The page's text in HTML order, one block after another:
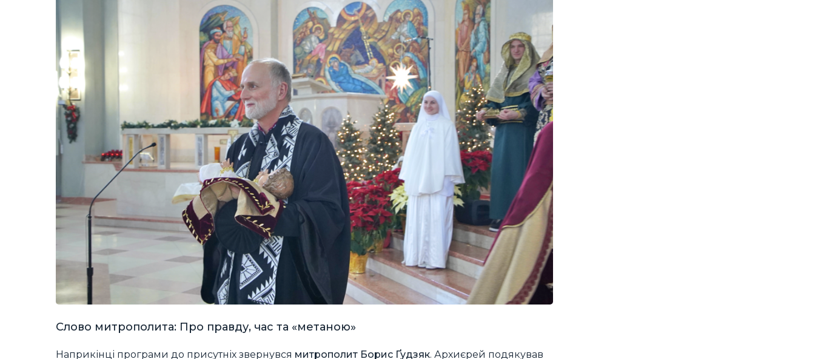
Слово митрополита: Про правду, час та «метаною»
Наприкінці програми до присутніх звернувся митрополит Борис Ґудзяк. Архиєрей подякував